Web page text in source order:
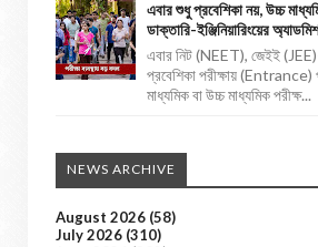
এবার শুধু প্রবেশিকা নয়, উচ্চ
ডাক্তারি-ইঞ্জিনিয়ারিংয়ের
এবার নিট (NEET), জেইই
প্রবেশিকা পরীক্ষায় (Entrance)
মাধ্যমিক বা উচ্চ মাধ্যমিক পরীক্ষ...
NEWS ARCHIVE
August 2026 (58)
July 2026 (310)